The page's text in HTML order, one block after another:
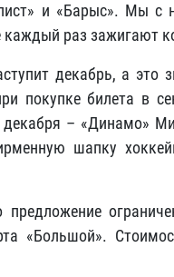
и «Барыс». Мы с
раз зажигают
декабрь, а это
покупке билета в
– «Динамо»
шапку
«Большой».